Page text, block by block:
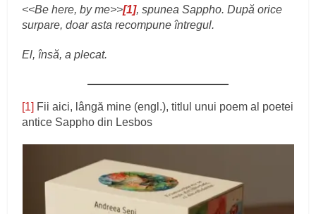
<<Be here, by me>>[1], spunea Sappho. După orice
surpare, doar asta recompune întregul.
El, însă, a plecat.
[1] Fii aici, lângă mine (engl.), titlul unui poem al poetei
antice Sappho din Lesbos